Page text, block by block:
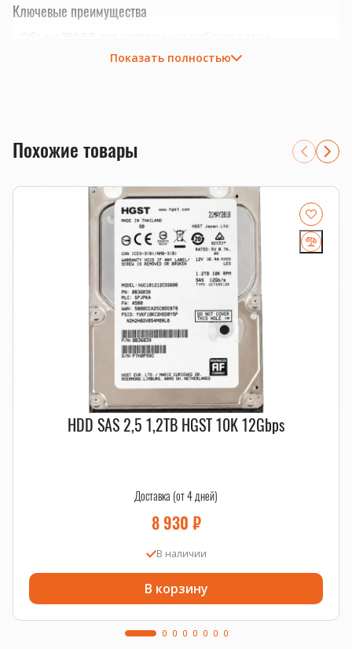
Ключевые преимущества
Интерфейс SATA нужно сверить с корзиной,
контроллером или платой.
Совместимость и подбор
Если есть сомнения по совместимости, подберём
подходящую плату, процессор, память, накопитель или
серверную корзину под вашу конфигурацию. Для серверных
комплектующих особенно важно сверить поколение
платформы, форм-фактор, интерфейс и part number.
салазки и корзины серверные комплектующие
Показать полностью
Похожие товары
HDD SAS 2,5 1,2TB HGST 10K 12Gbps
Доставка (от 4 дней)
8 930 ₽
В наличии
В корзину